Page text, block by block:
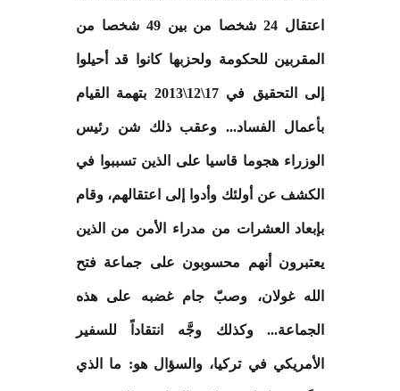
اعتقال 24 شخصا من بين 49 شخصا من
المقربين للحكومة ولحزبها كانوا قد أحيلوا
إلى التحقيق في 17\12\2013 بتهمة القيام
بأعمال الفساد... وعقب ذلك شن رئيس
الوزراء هجوما قاسيا على الذين تسببوا في
الكشف عن أولئك وأدوا إلى اعتقالهم، وقام
بإبعاد العشرات من مدراء الأمن من الذين
يعتبرون أنهم محسوبون على جماعة فتح
الله غولان، وصبّ جام غضبه على هذه
الجماعة... وكذلك وجَّه انتقاداً للسفير
الأمريكي في تركيا، والسؤال هو: ما الذي